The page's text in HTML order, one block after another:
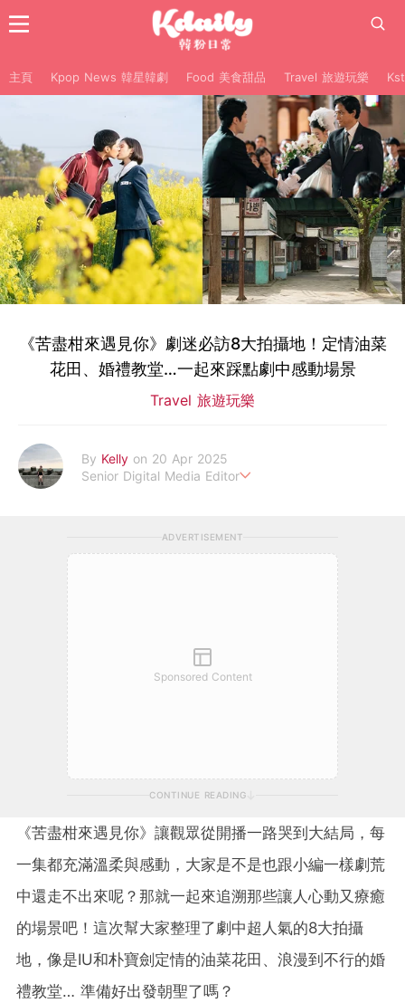
主頁 Kpop News 韓星韓劇 Food 美食甜品 Travel 旅遊玩樂
《苦盡柑來遇見你》劇迷必訪8大拍攝地！定情油菜
花田、婚禮教堂…一起來踩點劇中感動場景
Travel 旅遊玩樂
By Kelly on 20 Apr 2025
Senior Digital Media Editor
ADVERTISEMENT
Sponsored Content
CONTINUE READING
《苦盡柑來遇見你》讓觀眾從開播一路哭到大結局，每
一集都充滿溫柔與感動，大家是不是也跟小編一樣劇荒
中還走不出來呢？那就一起來追溯那些讓人心動又療癒
的場景吧！這次幫大家整理了劇中超人氣的8大拍攝
地，像是IU和朴寶劍定情的油菜花田、浪漫到不行的婚
禮教堂… 準備好出發朝聖了嗎？